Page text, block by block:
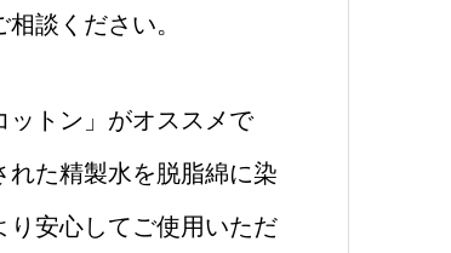
談ください。
トン」がオススメで
れた精製水を脱脂綿に染
安心してご使用いただ